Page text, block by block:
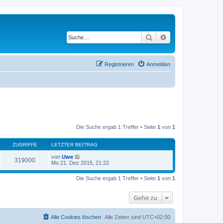
Suche
Anmelden
Registrieren
Die Suche ergab 1 Treffer • Seite 1 von 1
ZUGRIFFE LETZTER BEITRAG
319000 von Uwe
Mo 21. Dez 2015, 21:22
Die Suche ergab 1 Treffer • Seite 1 von 1
Gehe zu
Alle Zeiten sind UTC+02:00
Alle Cookies löschen